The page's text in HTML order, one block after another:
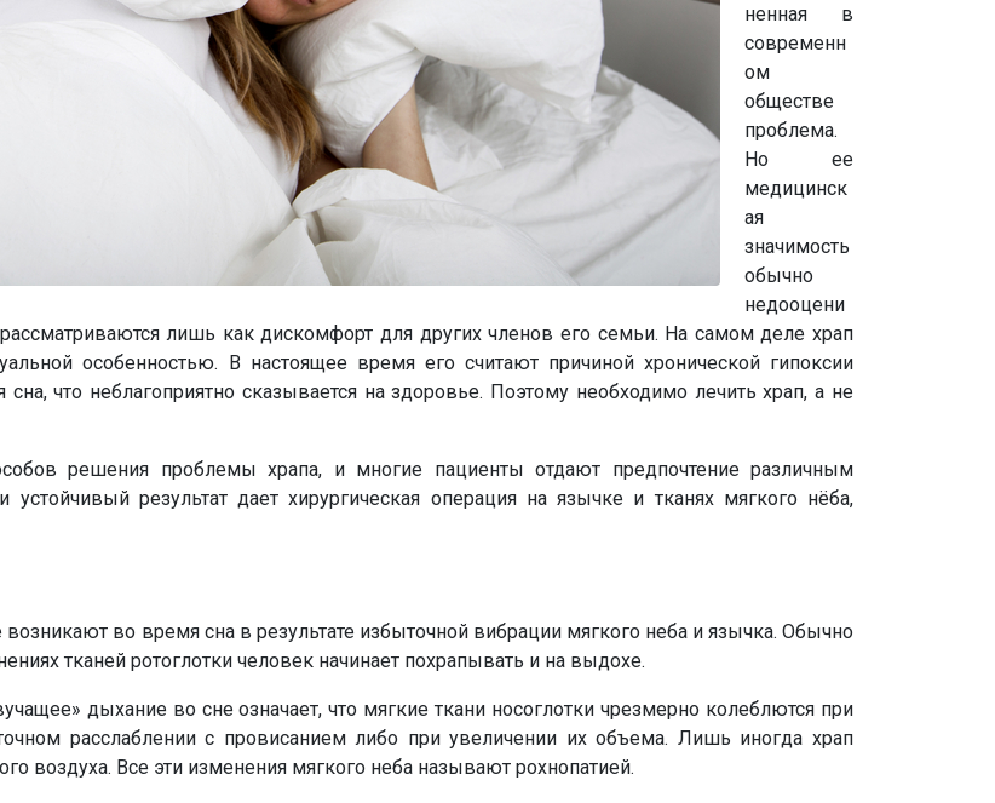
ненная в
современн
ом
обществе
проблема.
Но ее
медицинск
ая
значимость
обычно
недооцени
лишь как дискомфорт для других членов его семьи. На самом деле храп
особенностью. В настоящее время его считают причиной хронической гипоксии
что неблагоприятно сказывается на здоровье. Поэтому необходимо лечить храп, а не
решения проблемы храпа, и многие пациенты отдают предпочтение различным
результат дает хирургическая операция на язычке и тканях мягкого нёба,
во время сна в результате избыточной вибрации мягкого неба и язычка. Обычно
тканей ротоглотки человек начинает похрапывать и на выдохе.
дыхание во сне означает, что мягкие ткани носоглотки чрезмерно колеблются при
расслаблении с провисанием либо при увеличении их объема. Лишь иногда храп
воздуха. Все эти изменения мягкого неба называют рохнопатией.